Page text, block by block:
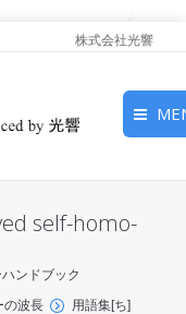
株式会社光響
ックアップ
self-homo-
ンドブック
波長
用語集[ち]